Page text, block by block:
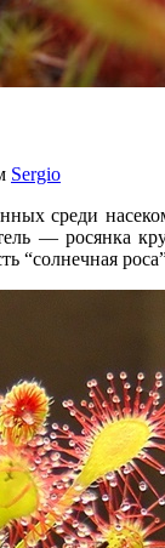
Sergio
среди
— росянка
“солнечная